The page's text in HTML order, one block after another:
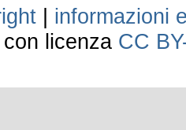
| informazioni
licenza CC